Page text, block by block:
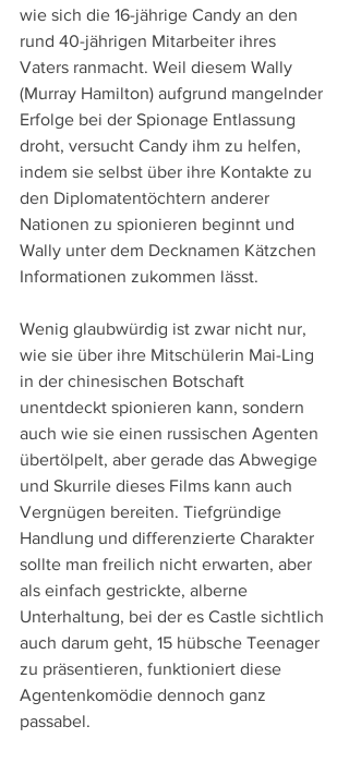
wie sich die 16-jährige Candy an den
rund 40-jährigen Mitarbeiter ihres
Vaters ranmacht. Weil diesem Wally
(Murray Hamilton) aufgrund mangelnder
Erfolge bei der Spionage Entlassung
droht, versucht Candy ihm zu helfen,
indem sie selbst über ihre Kontakte zu
den Diplomatentöchtern anderer
Nationen zu spionieren beginnt und
Wally unter dem Decknamen Kätzchen
Informationen zukommen lässt.
Wenig glaubwürdig ist zwar nicht nur,
wie sie über ihre Mitschülerin Mai-Ling
in der chinesischen Botschaft
unentdeckt spionieren kann, sondern
auch wie sie einen russischen Agenten
übertölpelt, aber gerade das Abwegige
und Skurrile dieses Films kann auch
Vergnügen bereiten. Tiefgründige
Handlung und differenzierte Charakter
sollte man freilich nicht erwarten, aber
als einfach gestrickte, alberne
Unterhaltung, bei der es Castle sichtlich
auch darum geht, 15 hübsche Teenager
zu präsentieren, funktioniert diese
Agentenkomödie dennoch ganz
passabel.